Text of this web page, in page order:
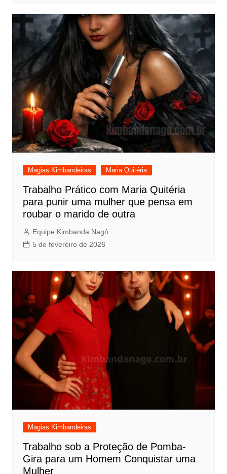
Magias Kimbandeiras Maria Quitéria
Trabalho Prático com Maria Quitéria
para punir uma mulher que pensa em
roubar o marido de outra
Equipe Kimbanda Nagô
5 de fevereiro de 2026
Magias Kimbandeiras
Trabalho sob a Proteção de Pomba-
Gira para um Homem Conquistar uma
Mulher